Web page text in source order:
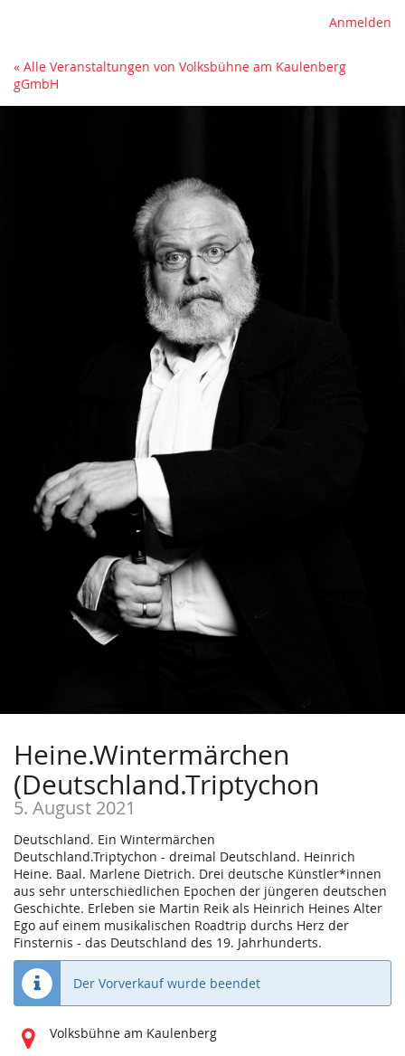
Anmelden
« Alle Veranstaltungen von Volksbühne am Kaulenberg
gGmbH
Heine.Wintermärchen
(Deutschland.Triptychon
5. August 2021
Deutschland. Ein Wintermärchen
Deutschland.Triptychon - dreimal Deutschland. Heinrich
Heine. Baal. Marlene Dietrich. Drei deutsche Künstler*innen
aus sehr unterschiedlichen Epochen der jüngeren deutschen
Geschichte. Erleben sie Martin Reik als Heinrich Heines Alter
Ego auf einem musikalischen Roadtrip durchs Herz der
Finsternis - das Deutschland des 19. Jahrhunderts.
Der Vorverkauf wurde beendet
Wo
Volksbühne am Kaulenberg